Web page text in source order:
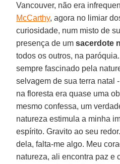
Vancouver, não era
McCarthy, agora no limiar
curiosidade, num misto de
presença de umsacerdote
todos os outros, na
sempre fascinado pela
selvagem de sua terra natal
na floresta era quase uma
mesmo confessa, um
natureza estimula a minha
espírito. Gravito ao seu
dela, falta-me algo. Meu
natureza, ali encontra paz e